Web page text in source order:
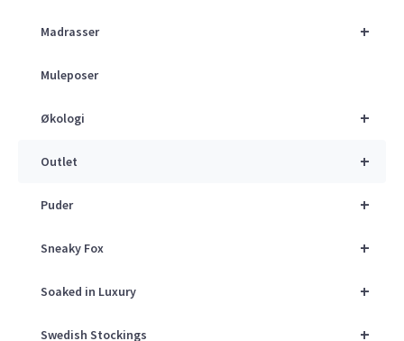
+
Madrasser
Muleposer
+
Økologi
+
Outlet
+
Puder
+
Sneaky Fox
+
Soaked in Luxury
+
Swedish Stockings